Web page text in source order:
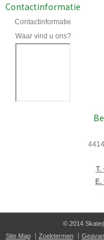
Contactinformatie
Contactinformatie
Waar vind u ons?
T.
E.
© 2014
Site Map
Zoektermen